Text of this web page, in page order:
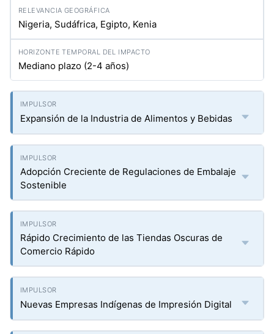
Nigeria, Sudáfrica, Egipto, Kenia
Mediano plazo (2-4 años)
Expansión de la Industria de Alimentos y Bebidas
Adopción Creciente de Regulaciones de Embalaje
Sostenible
Rápido Crecimiento de las Tiendas Oscuras de
Comercio Rápido
Nuevas Empresas Indígenas de Impresión Digital